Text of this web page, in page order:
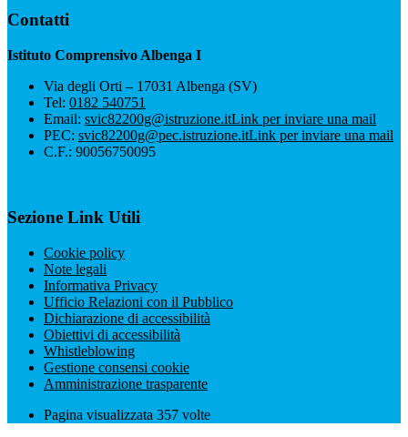
Contatti
Istituto Comprensivo Albenga I
Via degli Orti – 17031 Albenga (SV)
Tel: 0182 540751
Email: svic82200g@istruzione.itLink per inviare una mail
PEC: svic82200g@pec.istruzione.itLink per inviare una mail
C.F.: 90056750095
Sezione Link Utili
Cookie policy
Note legali
Informativa Privacy
Ufficio Relazioni con il Pubblico
Dichiarazione di accessibilità
Obiettivi di accessibilità
Whistleblowing
Gestione consensi cookie
Amministrazione trasparente
Pagina visualizzata 357 volte